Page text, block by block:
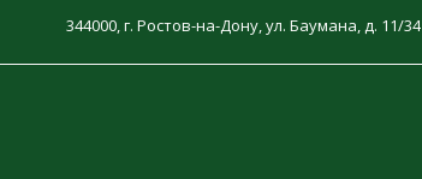
344000, г. Ростов-на-Дону, ул. Баумана, д. 11/34